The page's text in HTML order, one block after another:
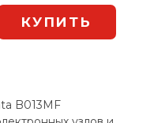
B013MF